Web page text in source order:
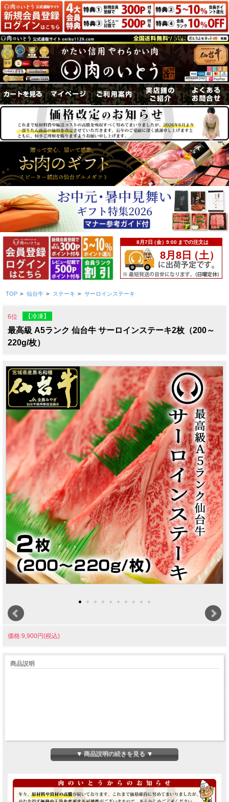
TOP > 仙台牛 > ステーキ > サーロインステーキ
6位 【冷凍】
最高級 A5ランク 仙台牛 サーロインステーキ2枚（200～
220g/枚）
価格:9,900円(税込)
商品説明
▼ 商品説明の続きを見る ▼